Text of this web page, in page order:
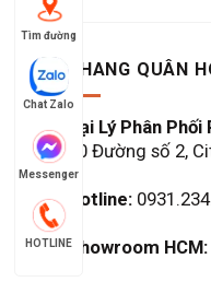
KHANG QUÂN
Đại Lý Phân
60 Đường số 2,
Hotline:
Showroom HCM:
Tìm đường
Chat Zalo
Messenger
HOTLINE